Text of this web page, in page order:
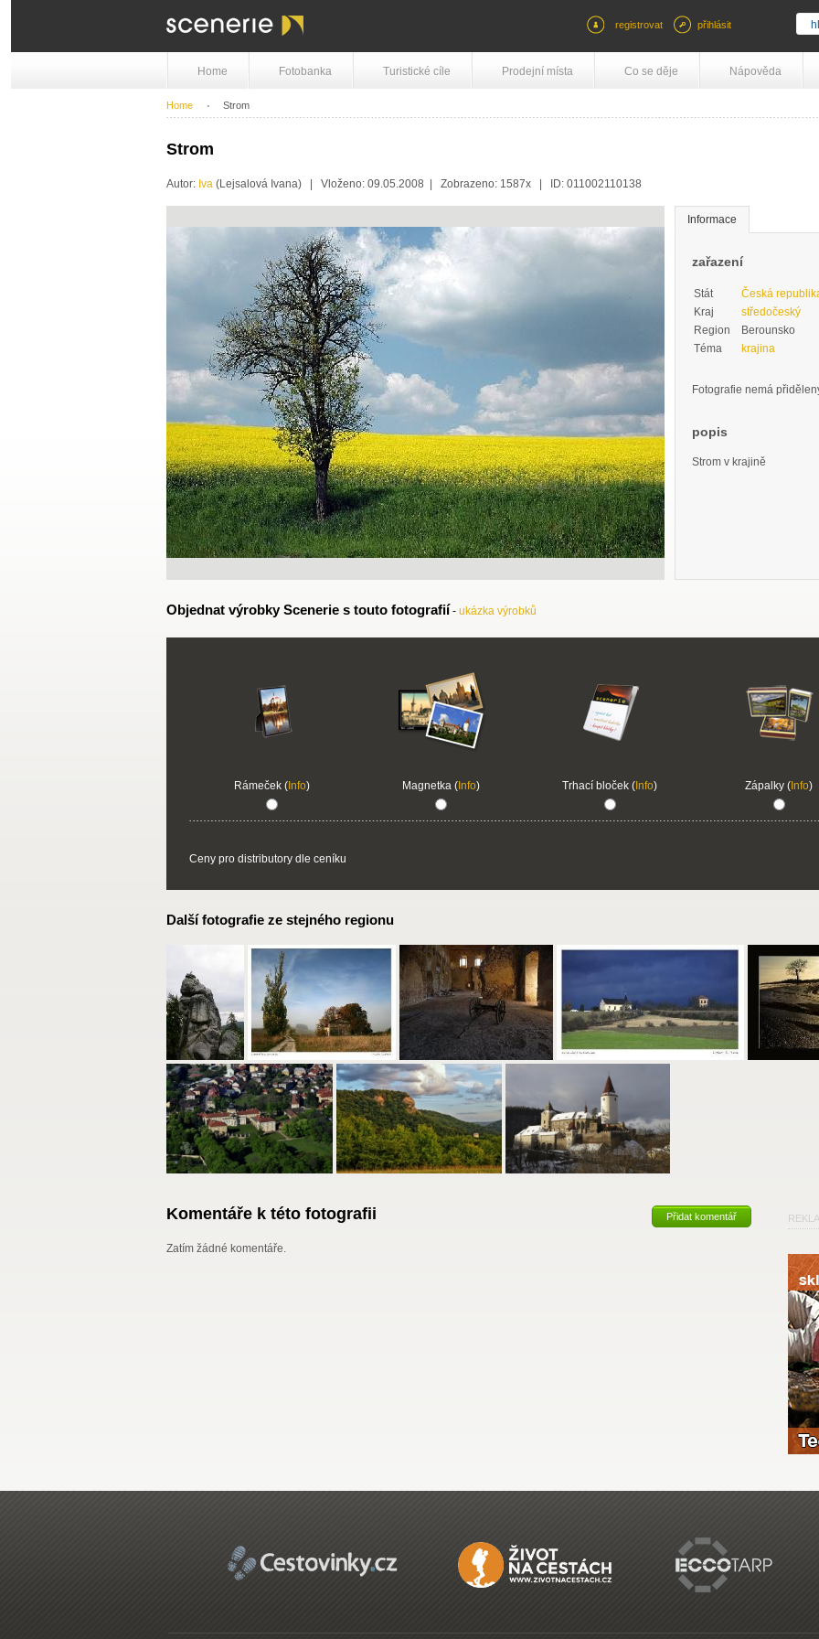
registrovat přihlásit
Home Fotobanka Turistické cíle Prodejní místa Co se děje Nápověda
Home Strom
Strom
Autor: Iva (Lejsalová Ivana) | Vloženo: 09.05.2008 | Zobrazeno: 1587x | ID: 011002110138
zařazení
Stát
Česká
Kraj
středočeský
Region
Berounsko
Téma
krajina
Fotografie nemá
popis
Strom v krajině
Informace
Objednat výrobky Scenerie s touto fotografií - ukázka výrobků
Rámeček (Info) Magnetka (Info) Trhací bloček ( Info) Zápalky ( Info)
Ceny pro distributory dle ceníku
Další fotografie ze stejného regionu
Komentáře k této fotografii Přidat komentář
Zatím žádné komentáře.